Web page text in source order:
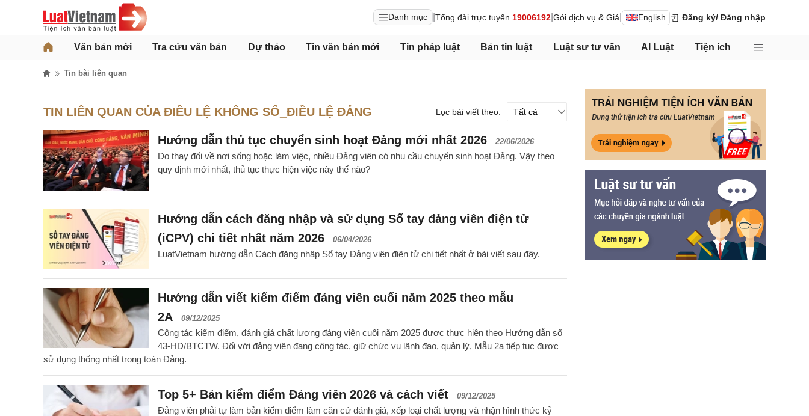
Danh mục Tổng đài trực tuyến 19006192 Gói dịch vụ & Giá English Đăng ký/ Đăng nhập
Văn bản mới Tra cứu văn bản Dự thảo Tin văn bản mới Tin pháp luật Bản tin luật Luật sư tư vấn AI Luật Tiện ích
Tin bài liên quan
TIN LIÊN QUAN CỦA ĐIỀU LỆ KHÔNG SỐ_ĐIỀU LỆ ĐẢNG Lọc bài viết theo:
Hướng dẫn thủ tục chuyển sinh hoạt Đảng mới nhất 2026 22/06/2026
Do thay đổi về nơi sống hoặc làm việc, nhiều Đảng viên có nhu cầu chuyển sinh hoạt Đảng. Vậy theo
quy định mới nhất, thủ tục thực hiện việc này thế nào?
Hướng dẫn cách đăng nhập và sử dụng Sổ tay đảng viên điện tử
(iCPV) chi tiết nhất năm 2026
06/04/2026
LuatVietnam hướng dẫn Cách đăng nhập Sổ tay Đảng viên điện tử chi tiết nhất ở bài viết sau đây.
Hướng dẫn viết kiểm điểm đảng viên cuối năm 2025 theo mẫu
2A
09/12/2025
Công tác kiểm điểm, đánh giá chất lượng đảng viên cuối năm 2025 được thực hiện theo Hướng dẫn số
43-HD/BTCTW. Đối với đảng viên đang công tác, giữ chức vụ lãnh đạo, quản lý, Mẫu 2a tiếp tục được
sử dụng thống nhất trong toàn Đảng.
Top 5+ Bản kiểm điểm Đảng viên 2026 và cách viết 09/12/2025
Đảng viên phải tự làm bản kiểm điểm làm căn cứ đánh giá, xếp loại chất lượng và nhận hình thức kỷ